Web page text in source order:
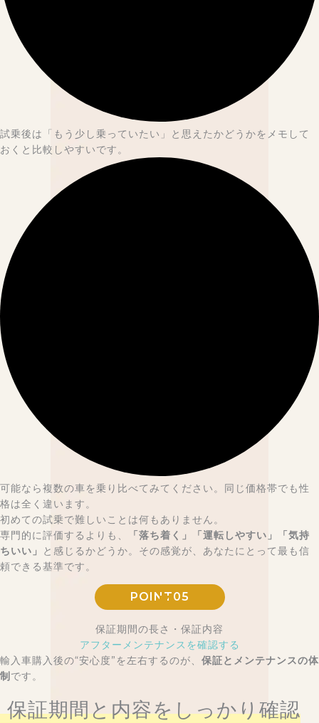
試乗後は「もう少し乗っていたい」と思えたかどうかをメモして
おくと比較しやすいです。
可能なら複数の車を乗り比べてみてください。同じ価格帯でも性
格は全く違います。
初めての試乗で難しいことは何もありません。
専門的に評価するよりも、
「落ち着く」「運転しやすい」「気持
ちいい」 と感じるかどうか。その感覚が、あなたにとって最も信
頼できる基準です。
POINT05
保証期間の長さ・保証内容
アフターメンテナンスを確認する
輸入車購入後の“安心度”を左右するのが、 保証とメンテナンスの体
制です。
保証期間と内容をしっかり確認